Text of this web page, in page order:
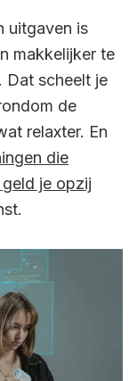
uitgaven is
makkelijker te
Dat scheelt je
de
relaxter. En
die
je opzij